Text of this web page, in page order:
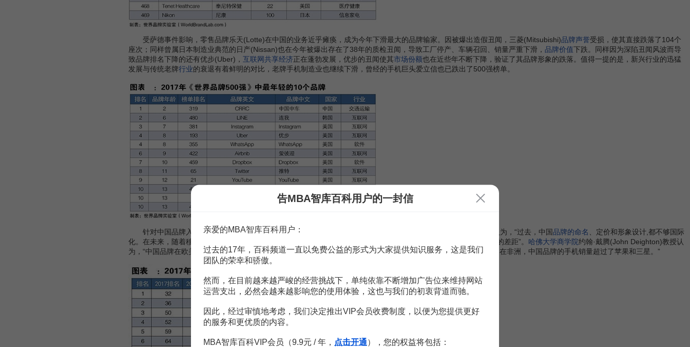
受萨德事件影响，零售品牌乐天(Lotte)在中国的业务近乎瘫痪，成为今年下滑最大的品牌输家。因被爆出造假丑闻，三菱(Mitsubishi)品牌声誉受损，使其直接跌落了104个
座次；同样曾属日本制造业典范的日产(Nissan)也在今年被爆出存在了38年的质检丑闻，导致工厂停产、车辆召回、销量严重下滑， 品牌价值下跌。同样因为深陷丑闻风波而导
致品牌排名下降的还有优步(Uber)， 互联网共享经济正在蓬勃发展，优步的丑闻使其市场份额也在近些年不断下降，验证了其品牌形象的跌落。值得一提的是，新兴行业的迅猛
发展与传统老牌行业的衰退有着鲜明的对比，老牌手机制造业也继续下滑，曾经的手机巨头爱立信也已跌出了500强榜单。
针对中国品牌入选数量少的问题，美国加州大学伯克利分校 Haas商学院米格尔·博阿斯教授(Miguel Villas-Boas)认为，“过去，中国品牌的命名 、定价和形象设计,都不够国际
化。在未来，随着移动网络和
的全球普及，能使中国品牌很容易接触到各国最终用户,并迅速缩小与世界品牌的差距”。 哈佛大学商学院约翰·戴腾(John Deighton)教授认
为，“中国品牌在欧美一线市场目前没有站稳脚跟,但是在非洲、南美、南亚等二线市场，中国品牌策略 是成功的。譬如在非洲，中国品牌的手机销量超过了苹果和三星。”
告MBA智库百科用户的一封信
亲爱的MBA智库百科用户：
过去的17年，百科频道一直以免费公益的形式为大家提供知识服务，这是我们
团队的荣幸和骄傲。
然而，在目前越来越严峻的经营挑战下，单纯依靠不断增加广告位来维持网站
运营支出，必然会越来越影响您的使用体验，这也与我们的初衷背道而驰。
因此，经过审慎地考虑，我们决定推出VIP会员收费制度，以便为您提供更好
的服务和更优质的内容。
MBA智库百科VIP会员（9.9元 / 年， 点击开通），您的权益将包括：